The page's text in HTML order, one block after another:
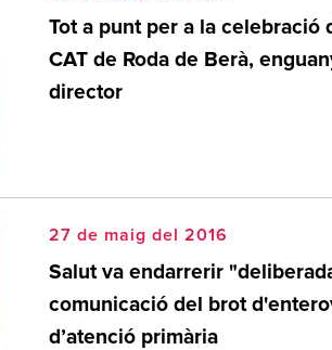
Tot a punt per a la celebració
CAT de Roda de Berà,
director
27 de maig del 2016
Salut va endarrerir
comunicació del brot
d’atenció primària